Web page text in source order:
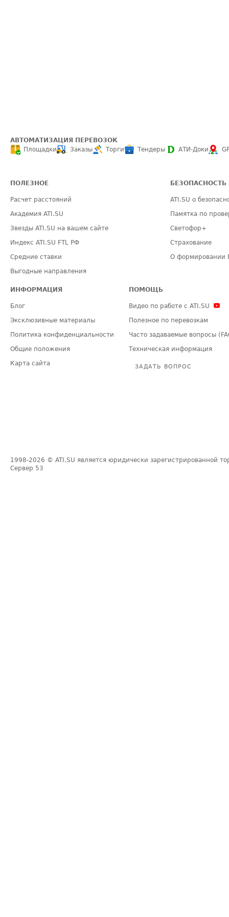
АВТОМАТИЗАЦИЯ ПЕРЕВОЗОК
Площадки
Заказы Торги Тендеры АТИ-Доки
ПОЛЕЗНОЕ
Расчет расстояний
Академия ATI.SU
Звезды ATI.SU на вашем сайте
Индекс ATI.SU FTL РФ
Средние ставки
Выгодные направления
БЕЗОПАСНОСТЬ
ATI.SU о
Памятка по
Светофор+
Страхование
О формировании
ИНФОРМАЦИЯ
Блог
Эксклюзивные материалы
Политика конфиденциальности
Общие положения
Карта сайта
ПОМОЩЬ
Видео по работе с ATI.SU
Полезное по перевозкам
Часто задаваемые вопросы
Техническая информация
ЗАДАТЬ ВОПРОС
1998-2026 © ATI.SU является юридически зарегистрированной
Сервер 53